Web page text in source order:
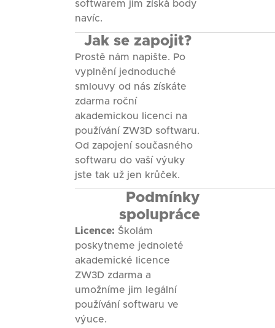
softwarem jim získá body
navíc.
Jak se zapojit?
Prostě nám napište. Po
vyplnění jednoduché
smlouvy od nás získáte
zdarma roční
akademickou licenci na
používání ZW3D softwaru.
Od zapojení současného
softwaru do vaší výuky
jste tak už jen krůček.
Podmínky
spolupráce
Licence: Školám
poskytneme jednoleté
akademické licence
ZW3D zdarma a
umožníme jim legální
používání softwaru ve
výuce.